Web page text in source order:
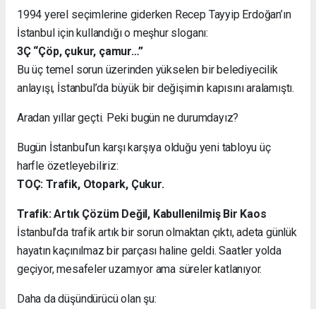
1994 yerel seçimlerine giderken Recep Tayyip Erdoğan’ın
İstanbul için kullandığı o meşhur sloganı:
3Ç “Çöp, çukur, çamur…”
Bu üç temel sorun üzerinden yükselen bir belediyecilik
anlayışı, İstanbul’da büyük bir değişimin kapısını aralamıştı.
Aradan yıllar geçti. Peki bugün ne durumdayız?
Bugün İstanbul’un karşı karşıya olduğu yeni tabloyu üç
harfle özetleyebiliriz:
TOÇ: Trafik, Otopark, Çukur.
Trafik: Artık Çözüm Değil, Kabullenilmiş Bir Kaos
İstanbul’da trafik artık bir sorun olmaktan çıktı, adeta günlük
hayatın kaçınılmaz bir parçası haline geldi. Saatler yolda
geçiyor, mesafeler uzamıyor ama süreler katlanıyor.
Daha da düşündürücü olan şu: